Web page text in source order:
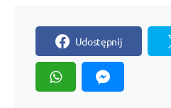
Udostępnij